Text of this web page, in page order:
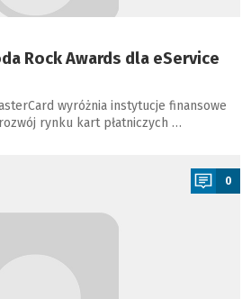
Rock Awards dla eService
wyróżnia instytucje finansowe
rynku kart płatniczych …
0